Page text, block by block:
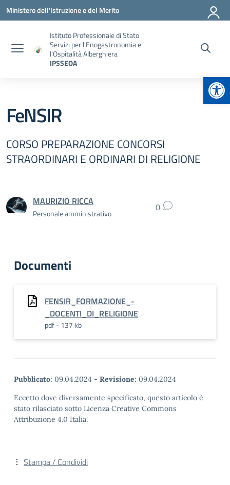
Vai ai contenuti
Vai al menu di navigazione
Vai al footer
Ministero dell'Istruzione e del Merito
Istituto Professionale di Stato
Servizi per l'Enogastronomia e
l'Ospitalità Alberghiera
IPSSEOA
FeNSIR
CORSO PREPARAZIONE CONCORSI
STRAORDINARI E ORDINARI DI RELIGIONE
MAURIZIO RICCA
Personale amministrativo 0
Documenti
FENSIR_FORMAZIONE_-
_DOCENTI_DI_RELIGIONE
pdf - 137 kb
Pubblicato: 09.04.2024 - Revisione: 09.04.2024
Eccetto dove diversamente specificato, questo articolo è
stato rilasciato sotto Licenza Creative Commons
Attribuzione 4.0 Italia.
Stampa / Condividi